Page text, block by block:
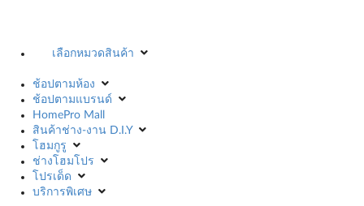
เลือกหมวดสินค้า
ช้อปตามห้อง
ช้อปตามแบรนด์
HomePro Mall
สินค้าช่าง-งาน D.I.Y
โฮมกูรู
ช่างโฮมโปร
โปรเด็ด
บริการพิเศษ